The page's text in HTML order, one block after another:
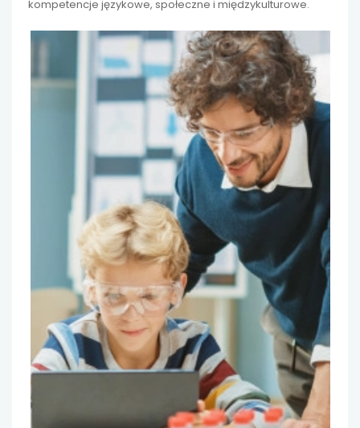
kompetencje językowe, społeczne i międzykulturowe.